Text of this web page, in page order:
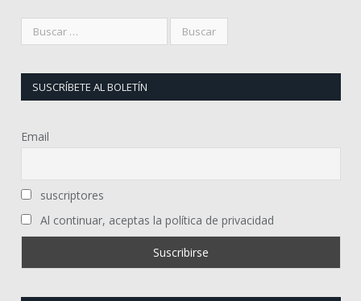
SUSCRÍBETE AL BOLETÍN
Email
suscriptores
Al continuar, aceptas la política de privacidad